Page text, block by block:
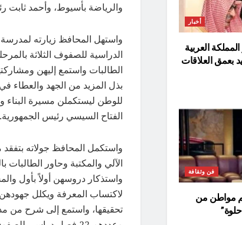
والرياضة بأسيوط، وأحمد
واستهل المحافظ زيارته لمدرسة
الدراسية للصفوف الثلاثة
الطالبات واستمع إليهن
بذل المزيد من الجهد والعطاء
للوطن ليستكملن مسيرة البناء
الفتاح السيسي رئيس الجمهورية.
واستكمل المحافظ جولاته
الآلي والمكتبة وحاور الطالبات
واستذكار دروسهن أولاً بأول
لاكتساب المعرفة ويكلل
تحقيقها، واستمع إلى شرح من
أخبار
العربية
بعمق العلاقات
فن وثقافة
مواطن من